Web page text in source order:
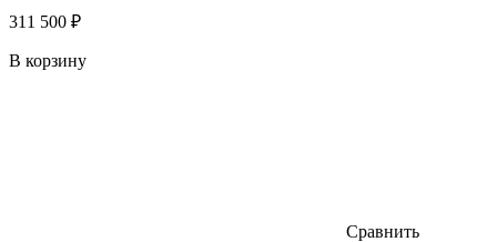
311 500 ₽
В корзину
Сравнить